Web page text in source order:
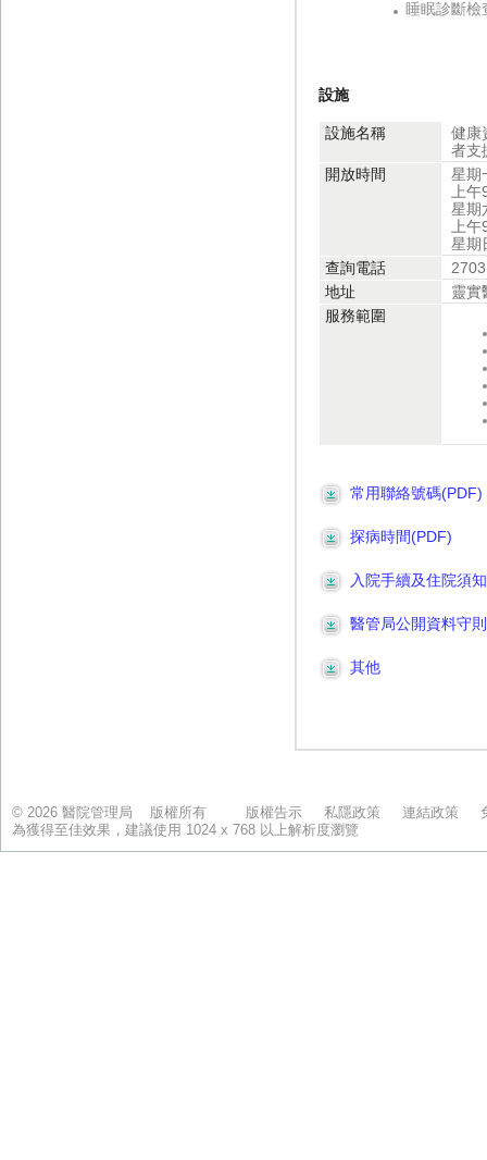
© 2026 醫院管理局 版權所有 版權告示 私隱政策 連結政策
為獲得至佳效果，建議使用 1024 x 768 以上解析度瀏覽